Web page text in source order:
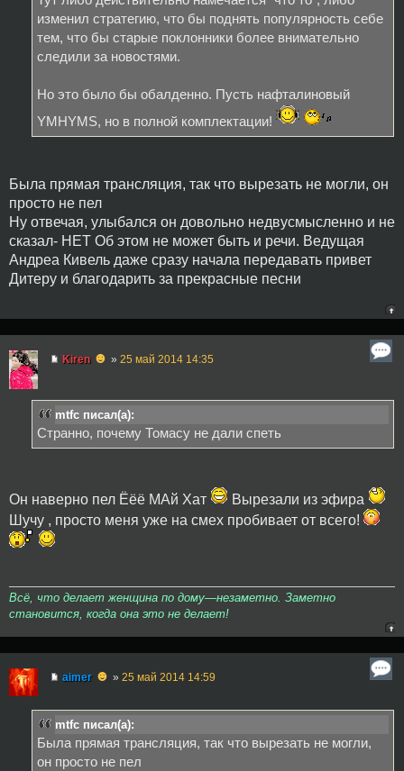
изменил стратегию, что бы поднять популярность себе
тем, что бы старые поклонники более внимательно
следили за новостями.
Но это было бы обалденно. Пусть нафталиновый
YMHYMS, но в полной комплектации!
Была прямая трансляция, так что вырезать не могли, он
просто не пел
Ну отвечая, улыбался он довольно недвусмысленно и не
сказал- НЕТ Об этом не может быть и речи. Ведущая
Андреа Кивель даже сразу начала передавать привет
Дитеру и благодарить за прекрасные песни
Kiren ☻ » 25 май 2014 14:35
mtfc писал(а):
Странно, почему Томасу не дали спеть
Он наверно пел Ёёё МАй Хат
Вырезали из эфира
Шучу , просто меня уже на смех пробивает от всего!
Всё, что делает женщина по дому—незаметно. Заметно
становится, когда она это не делает!
aimer ☻ » 25 май 2014 14:59
mtfc писал(а):
Была прямая трансляция, так что вырезать не могли,
он просто не пел